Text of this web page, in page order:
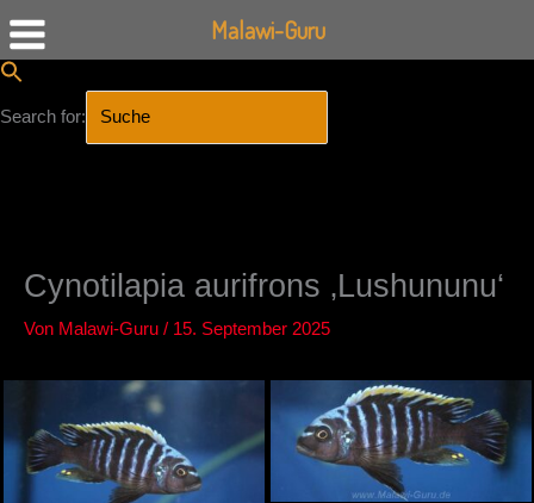
Search for:
Cynotilapia aurifrons ‚Lushununu‘
Von Malawi-Guru / 15. September 2025
Malawi-Guru